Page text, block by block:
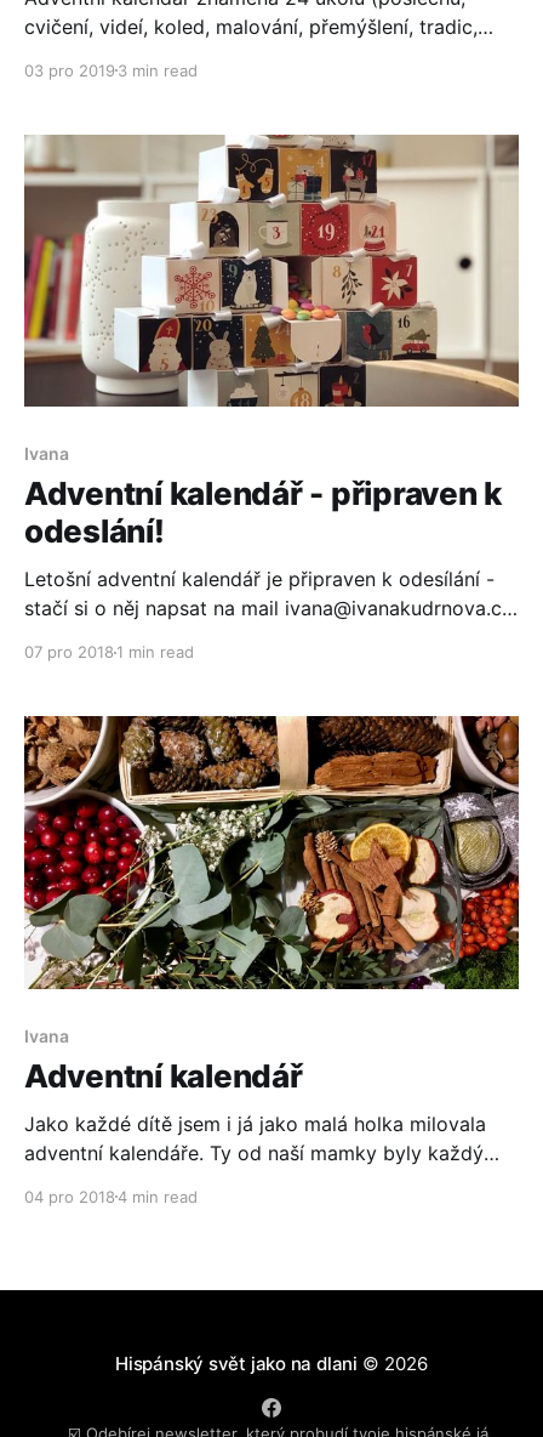
cvičení, videí, koled, malování, přemýšlení, tradic,
hispánského světa.
03 pro 2019 3 min read
Ivana
Adventní kalendář - připraven k
odeslání!
Letošní adventní kalendář je připraven k odesílání -
stačí si o něj napsat na mail ivana@ivanakudrnova.cz.
Procvičíte si španělštinu, zkouknete vánoční reklamy,
zazpíváte si koledy, zrekapitulujete si rok 2018,
přečtete si dva články od
07 pro 2018 1 min read
Ivana
Adventní kalendář
Jako každé dítě jsem i já jako malá holka milovala
adventní kalendáře. Ty od naší mamky byly každý
čokoládová okénka, prostě tu čokoláda, tu lentilka,
04 pro 20184 min read
Hispánský svět jako na dlani © 2026